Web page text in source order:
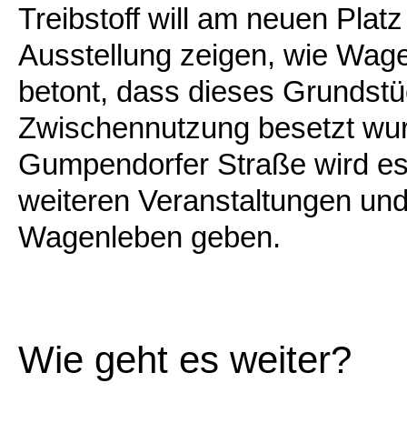
Treibstoff will am neuen
Ausstellung zeigen, wie
betont, dass dieses
Zwischennutzung besetzt
Gumpendorfer Straße wird
weiteren Veranstaltungen
Wagenleben geben.
Wie geht es weiter?